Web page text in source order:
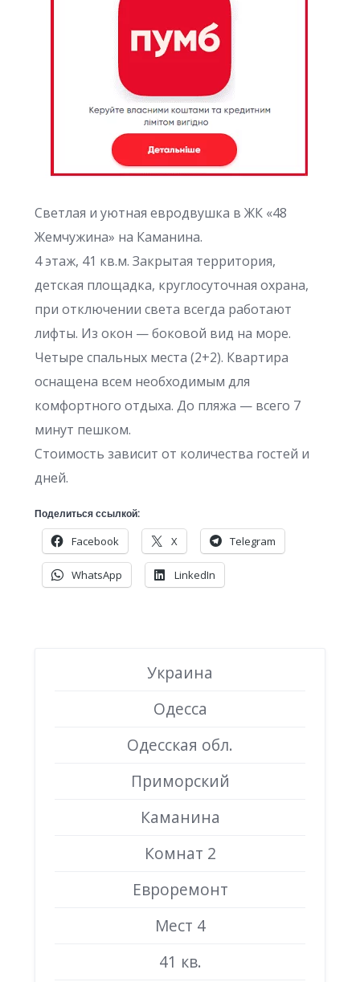
Светлая и уютная евродвушка в ЖК «48
Жемчужина» на Каманина.
4 этаж, 41 кв.м. Закрытая территория,
детская площадка, круглосуточная охрана,
при отключении света всегда работают
лифты. Из окон — боковой вид на море.
Четыре спальных места (2+2). Квартира
оснащена всем необходимым для
комфортного отдыха. До пляжа — всего 7
минут пешком.
Стоимость зависит от количества гостей и
дней.
Поделиться ссылкой:
Facebook X Telegram
WhatsApp LinkedIn
Украина
Одесса
Одесская обл.
Приморский
Каманина
Комнат 2
Евроремонт
Мест 4
41 кв.